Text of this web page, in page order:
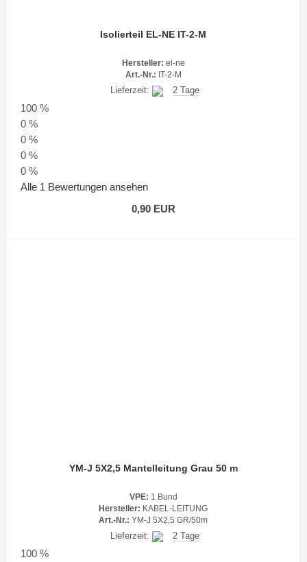
Isolierteil EL-NE IT-2-M
Hersteller: el-ne
Art.-Nr.: IT-2-M
Lieferzeit: 2 Tage
100 %
0 %
0 %
0 %
0 %
Alle 1 Bewertungen ansehen
0,90 EUR
YM-J 5X2,5 Mantelleitung Grau 50 m
VPE: 1 Bund
Hersteller: KABEL-LEITUNG
Art.-Nr.: YM-J 5X2,5 GR/50m
Lieferzeit: 2 Tage
100 %